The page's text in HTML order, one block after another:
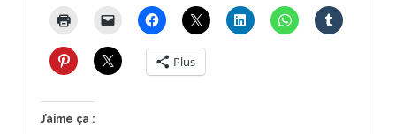
Plus
J’aime ça :